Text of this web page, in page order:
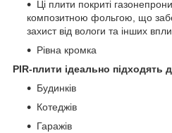
Ці плити покриті
композитною фольгою, що
захист від вологи та інших
Pівна кромка
PIR-плити ідеально підходять
Будинків
Котеджів
Гаражів